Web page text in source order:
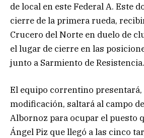
de local en este Federal A. Este
cierre de la primera rueda,
Crucero del Norte en duelo de
el lugar de cierre en las
junto a Sarmiento de Resistencia.
El equipo correntino
modificación, saltará al campo
Albornoz para ocupar el puesto
Ángel Piz que llegó a las cinco